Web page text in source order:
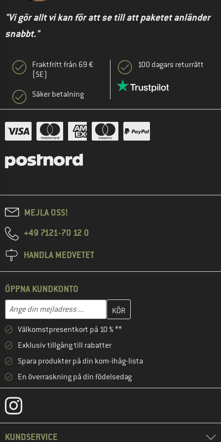
"Vi gör allt vi kan för att se till att paketet anländer
snabbt."
Fraktfritt från 69 €
(SE)
Säker betalning
100 dagars returrätt
MEJLA OSS!
+49 7121-70 12 0
HANDLA MEDVETET
ÖPPNA KUNDKONTO
Mejladress
Skriv in din e-postadress här och skapa ditt kundkonto i nästa
Välkomstpresentkort på 10 % **
Exklusiv tillgång till rabatter
Spara produkter på din kom-ihåg-lista
En överraskning på din födelsedag
KUNDSERVICE